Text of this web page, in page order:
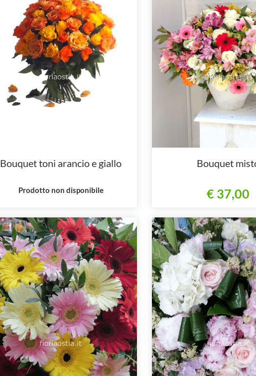
Bouquet toni arancio e giallo
Prodotto non disponibile
Bouquet
€ 37,00